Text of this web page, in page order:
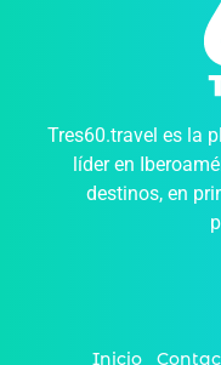
Tres60.travel es la
líder en
destinos, en
Inicio